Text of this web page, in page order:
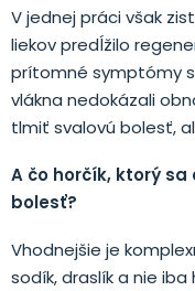
V jednej práci však
liekov predĺžilo
prítomné symptómy
vlákna nedokázali
tlmiť svalovú bolesť,
A čo horčík, ktorý
bolesť?
Vhodnejšie je
sodík, draslík a nie